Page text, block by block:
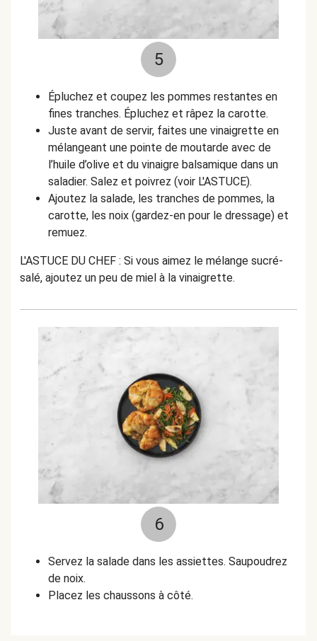
5
Épluchez et coupez les pommes restantes en
fines tranches. Épluchez et râpez la carotte.
Juste avant de servir, faites une vinaigrette en
mélangeant une pointe de moutarde avec de
l’huile d’olive et du vinaigre balsamique dans un
saladier. Salez et poivrez (voir L'ASTUCE).
Ajoutez la salade, les tranches de pommes, la
carotte, les noix (gardez-en pour le dressage) et
remuez.
L'ASTUCE DU CHEF : Si vous aimez le mélange sucré-
salé, ajoutez un peu de miel à la vinaigrette.
6
Servez la salade dans les assiettes. Saupoudrez
de noix.
Placez les chaussons à côté.